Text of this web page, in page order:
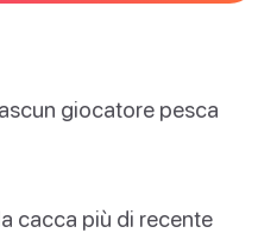
giocatore pesca
cacca più di recente